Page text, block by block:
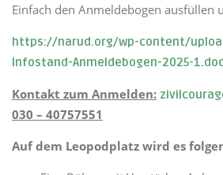
Einfach den Anmeldebogen ausfüllen
https://narud.org/wp-content/
Infostand-Anmeldebogen-2025-
Kontakt zum Anmelden:
030 – 40757551
Auf dem Leopodplatz wird es